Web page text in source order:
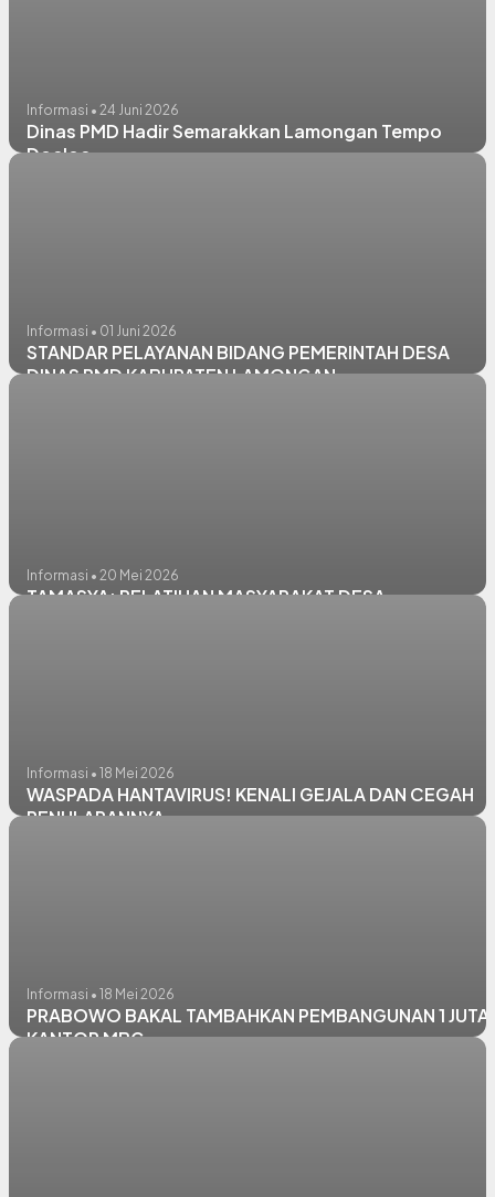
Informasi • 24 Juni 2026
Dinas PMD Hadir Semarakkan Lamongan Tempo
Doeloe
Informasi • 01 Juni 2026
STANDAR PELAYANAN BIDANG PEMERINTAH DESA
DINAS PMD KABUPATEN LAMONGAN
Informasi • 20 Mei 2026
TAMASYA: PELATIHAN MASYARAKAT DESA
Informasi • 18 Mei 2026
WASPADA HANTAVIRUS! KENALI GEJALA DAN CEGAH
PENULARANNYA
Informasi • 18 Mei 2026
PRABOWO BAKAL TAMBAHKAN PEMBANGUNAN 1 JUTA
KANTOR MBG